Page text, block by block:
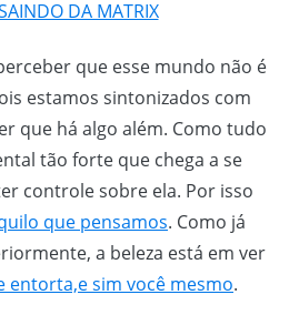
que esse mundo não é
estamos sintonizados com
que há algo além. Como tudo
tão forte que chega a se
controle sobre ela. Por isso
que pensamos. Como já
a beleza está em ver
entorta,e sim você mesmo.